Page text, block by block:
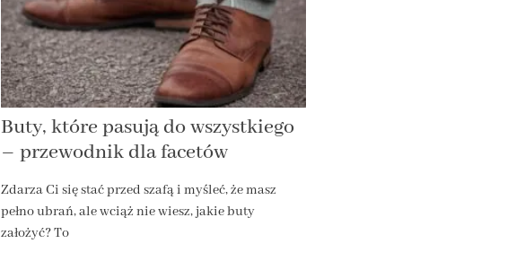
Buty, które pasują do wszystkiego
– przewodnik dla facetów
Zdarza Ci się stać przed szafą i myśleć, że masz
pełno ubrań, ale wciąż nie wiesz, jakie buty
założyć? To